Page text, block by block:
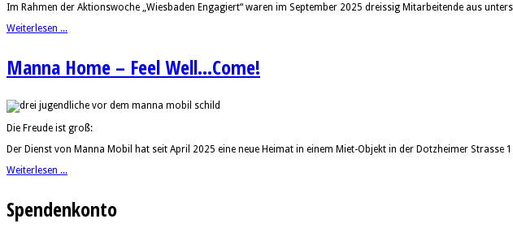
Im Rahmen der Aktionswoche „Wiesbaden Engagiert“ waren im September 2025 dreissig Mitarbeitende aus
Weiterlesen ...
Manna Home – Feel Well...Come!
Die Freude ist groß:
Der Dienst von Manna Mobil hat seit April 2025 eine neue Heimat in einem Miet-Objekt in der Dotzheimer Strasse
Weiterlesen ...
Spendenkonto